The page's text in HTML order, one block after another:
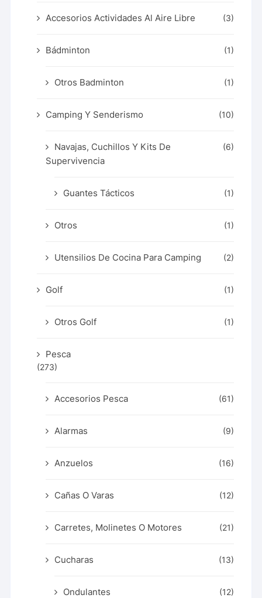
Accesorios Actividades Al Aire Libre (3)
Bádminton (1)
Otros Badminton (1)
Camping Y Senderismo (10)
Navajas, Cuchillos Y Kits De
Supervivencia
(6)
Guantes Tácticos (1)
Otros (1)
Utensilios De Cocina Para Camping (2)
Golf (1)
Otros Golf (1)
Pesca
(273)
Accesorios Pesca (61)
Alarmas (9)
Anzuelos (16)
Cañas O Varas (12)
Carretes, Molinetes O Motores (21)
Cucharas (13)
Ondulantes (12)